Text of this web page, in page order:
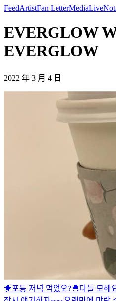
FeedArtistFan LetterMediaLive
EVERGLOW
EVERGLOW
2022 年 3 月 4 日
🐥포듕 저녁 먹었오?🐣다들 모해